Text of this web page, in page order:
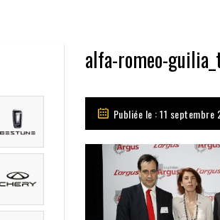
alfa-romeo-
Publiée le : 11 septembre